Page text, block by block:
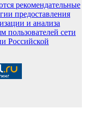
рекомендательные
предоставления
и анализа
пользователей сети
Российской